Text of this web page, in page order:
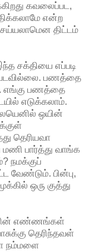
கவலைப்பட,
என்ற
திட்டம்
சக்தியை எப்படி
பணத்தை
எங்கு பணத்தை
எடுக்கலாம்.
ஒயின்
தெரியவா
பார்த்து வாங்க
நமக்குப்
வேண்டும். பின்பு,
ஒரு குத்து
எண்ணங்கள்
தெரிந்தவள்
நம்மளை